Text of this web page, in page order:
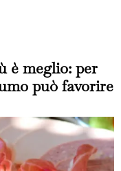
è meglio: per
può favorire